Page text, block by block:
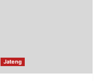
Jateng